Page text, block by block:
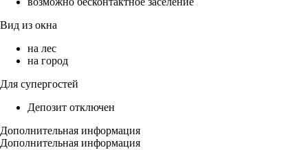
Вид из окна
на лес
на город
Для супергостей
Депозит отключен
Дополнительная информация
Дополнительная информация